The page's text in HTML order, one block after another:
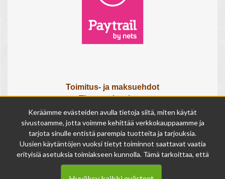
Toimitus- ja maksuehdot
Tietosuojaseloste
Tietoa meistä
Osta lahjakortti
Tilauksen peruutuslomake
Olemme avoinna
ma - pe 9 - 17
la 9 - 14
Keräämme evästeiden avulla tietoja siitä, miten käytät
sivustoamme, jotta voimme kehittää verkkokauppaamme ja
tarjota sinulle entistä parempia tuotteita ja tarjouksia.
Uusien käytäntöjen vuoksi tietyt toiminnot saattavat vaatia
erityisiä asetuksia toimiakseen kunnolla. Tämä tarkoittaa, että
joissakin tapauksissa anonymisoidut tiedot voivat kertyä,
vaikka olisit kieltänyt evästeiden käytön. Näitä tietoja